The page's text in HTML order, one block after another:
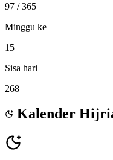
97 / 365
Minggu ke
15
Sisa hari
268
Kalender